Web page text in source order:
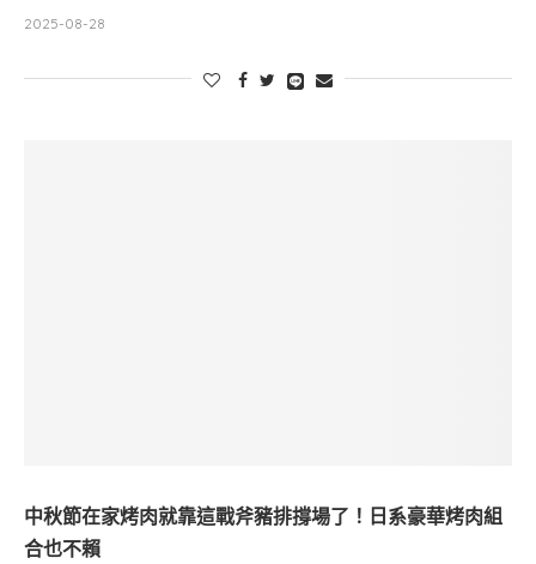
2025-08-28
中秋節在家烤肉就靠這戰斧豬排撐場了！日系豪華烤肉組
合也不賴